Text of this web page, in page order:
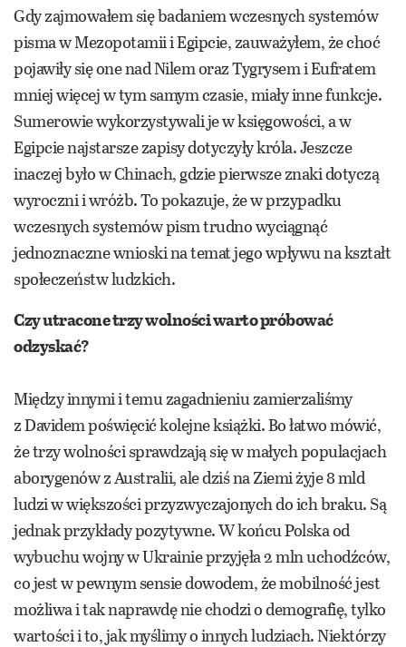
Gdy zajmowałem się badaniem wczesnych systemów
pisma w Mezopotamii i Egipcie, zauważyłem, że choć
pojawiły się one nad Nilem oraz Tygrysem i Eufratem
mniej więcej w tym samym czasie, miały inne funkcje.
Sumerowie wykorzystywali je w księgowości, a w
Egipcie najstarsze zapisy dotyczyły króla. Jeszcze
inaczej było w Chinach, gdzie pierwsze znaki dotyczą
wyroczni i wróżb. To pokazuje, że w przypadku
wczesnych systemów pism trudno wyciągnąć
jednoznaczne wnioski na temat jego wpływu na kształt
społeczeństw ludzkich.
Czy utracone trzy wolności warto próbować
odzyskać?
Między innymi i temu zagadnieniu zamierzaliśmy
z Davidem poświęcić kolejne książki. Bo łatwo mówić,
że trzy wolności sprawdzają się w małych populacjach
aborygenów z Australii, ale dziś na Ziemi żyje 8 mld
ludzi w większości przyzwyczajonych do ich braku. Są
jednak przykłady pozytywne. W końcu Polska od
wybuchu wojny w Ukrainie przyjęła 2 mln uchodźców,
co jest w pewnym sensie dowodem, że mobilność jest
możliwa i tak naprawdę nie chodzi o demografię, tylko
wartości i to, jak myślimy o innych ludziach. Niektórzy